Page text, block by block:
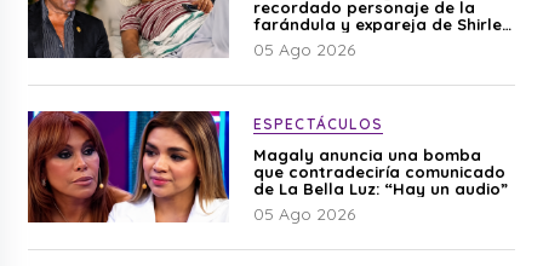
recordado personaje de la
farándula y expareja de Shirley
Cherres
05 Ago 2026
ESPECTÁCULOS
Magaly anuncia una bomba
que contradeciría comunicado
de La Bella Luz: “Hay un audio”
05 Ago 2026